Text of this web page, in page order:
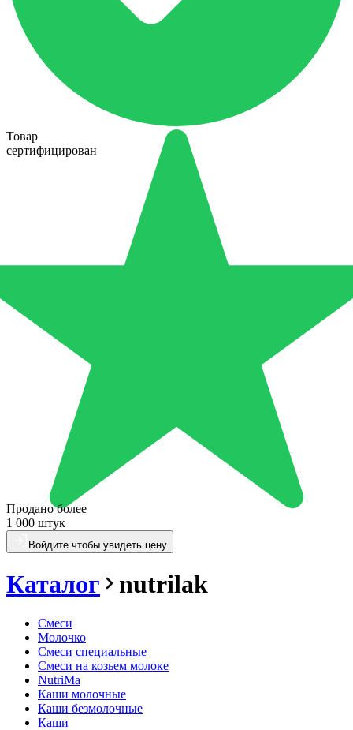
Товар
сертифицирован
Продано более
1 000 штук
Войдите чтобы увидеть цену
Каталог nutrilak
Смеси
Молочко
Смеси специальные
Смеси на козьем молоке
NutriMa
Каши молочные
Каши безмолочные
Каши